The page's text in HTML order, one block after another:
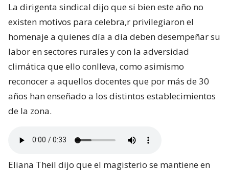
La dirigenta sindical dijo que si bien este año no
existen motivos para celebra,r privilegiaron el
homenaje a quienes día a día deben desempeñar su
labor en sectores rurales y con la adversidad
climática que ello conlleva, como asimismo
reconocer a aquellos docentes que por más de 30
años han enseñado a los distintos establecimientos
de la zona.
Eliana Theil dijo que el magisterio se mantiene en